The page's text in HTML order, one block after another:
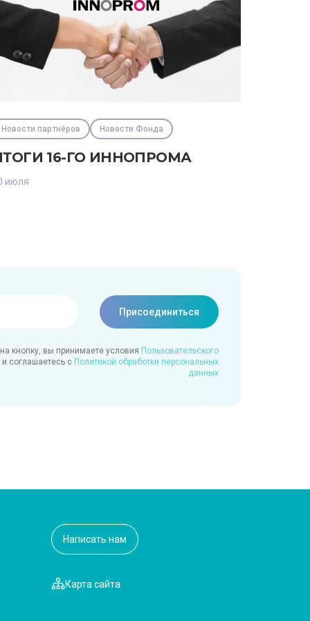
Новости партнёров Новости Фонда
16-ГО ИННОПРОМА
июля
кнопку, вы принимаете условия Пользовательского
и соглашаетесь с Политикой обработки персональных
данных
Карта сайта
Написать нам